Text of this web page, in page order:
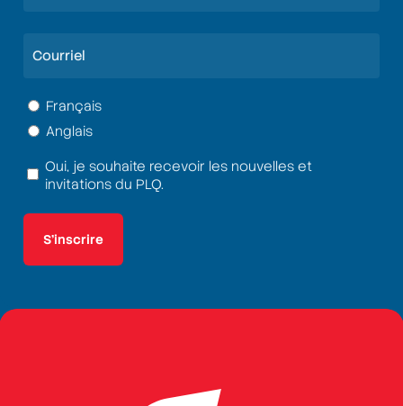
Langue
(Nécessaire)
Français
Anglais
Termes
conditions
(Nécessaire)
Oui, je souhaite recevoir les nouvelles et
invitations du PLQ.